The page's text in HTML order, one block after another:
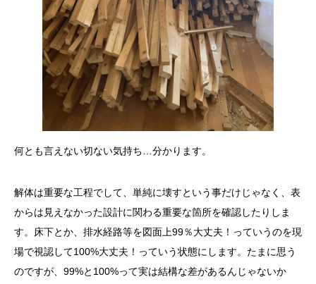
何とも言えない切ない気持ち…分かります。
解体は重要な工程でして、単純に壊すという事だけじゃなく、表
からは見えなかった設計に関わる重要な箇所を確認したりしま
す。床下とか、排水経路等を図面上99％大丈夫！っていうのを現
場で視認して100%大丈夫！っていう状態にします。たまに思う
のですが、99%と100%って実は結構な差があるんじゃないか